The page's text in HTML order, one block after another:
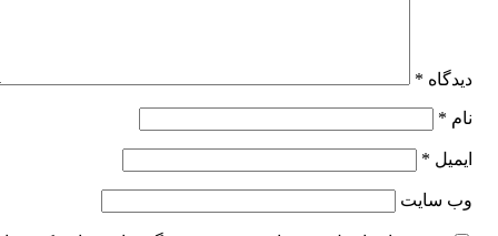
دیدگاه *
نام *
ایمیل *
وب‌ سایت